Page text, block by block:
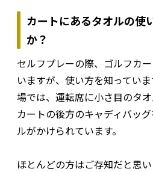
カートにあるタオルの使
か？
セルフプレーの際、ゴルフカ
いますが、使い方を知ってい
場では、運転席に小さ目のタオ
カートの後方のキャディバッ
ルがかけられています。
ほとんどの方はご存知だと思